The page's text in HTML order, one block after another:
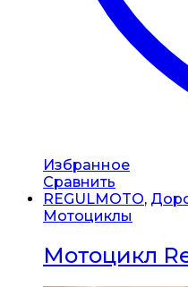
Избранное
Сравнить
REGULMOTO,
Мотоциклы
Мотоцикл